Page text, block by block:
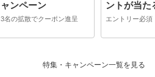
ャンペーン
3名の拡散でクーポン進呈
ントが当た
エントリー必須
特集・キャンペーン一覧を見る